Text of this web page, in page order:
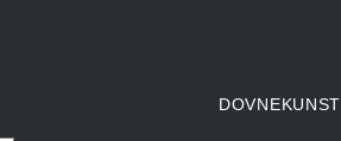
DOVNEKUNST